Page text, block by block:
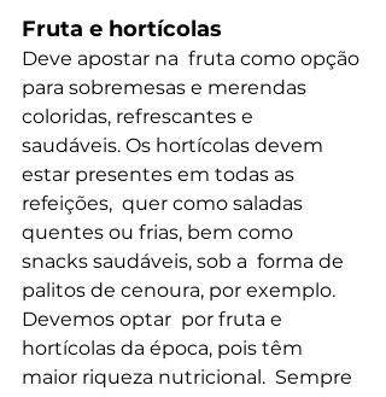
Fruta e hortícolas
Deve apostar na  fruta como opção
para sobremesas e merendas
coloridas, refrescantes e
saudáveis. Os hortícolas devem
estar presentes em todas as
refeições,  quer como saladas
quentes ou frias, bem como
snacks saudáveis, sob a  forma de
palitos de cenoura, por exemplo.
Devemos optar  por fruta e
hortícolas da época, pois têm
maior riqueza nutricional.  Sempre